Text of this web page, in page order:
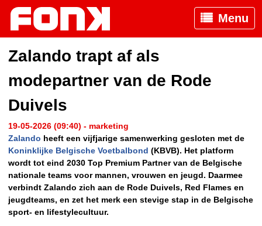
Menu
Zalando trapt af als
modepartner van de Rode
Duivels
19-05-2026 (09:40) - marketing
Zalando heeft een vijfjarige samenwerking gesloten met de
Koninklijke Belgische Voetbalbond (KBVB). Het platform
wordt tot eind 2030 Top Premium Partner van de Belgische
nationale teams voor mannen, vrouwen en jeugd. Daarmee
verbindt Zalando zich aan de Rode Duivels, Red Flames en
jeugdteams, en zet het merk een stevige stap in de Belgische
sport- en lifestylecultuur.